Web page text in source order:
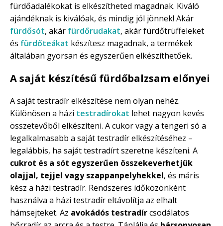
fürdőadalékokat is elkészítheted magadnak. Kiváló
ajándéknak is kiválóak, és mindig jól jönnek! Akár
fürdősót, akár fürdőrudakat, akár fürdőtrüffeleket
és fürdőteákat készítesz magadnak, a termékek
általában gyorsan és egyszerűen elkészíthetőek.
A saját készítésű fürdőbalzsam előnyei
A saját testradír elkészítése nem olyan nehéz.
Különösen a házi testradírokat lehet nagyon kevés
összetevőből elkészíteni. A cukor vagy a tengeri só a
legalkalmasabb a saját testradír elkészítéséhez –
legalábbis, ha saját testradírt szeretne készíteni. A
cukrot és a sót egyszerűen összekeverhetjük
olajjal, tejjel vagy szappanpelyhekkel, és máris
kész a házi testradír. Rendszeres időközönként
használva a házi testradír eltávolítja az elhalt
hámsejteket. Az avokádós testradírcsodálatos